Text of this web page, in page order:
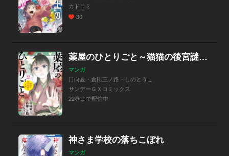
カドコミ
30
薬屋のひとりごと～猫猫の後宮謎解き手帳～
マンガ
日向夏・倉田三ノ路・しのとうこ
サンデーＧＸコミックス
22巻まで配信中
神さま学校の落ちこぼれ
マンガ